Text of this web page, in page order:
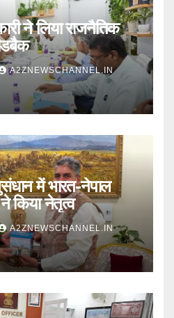
ने लिया राजनैतिक
A2ZNEWSCHANNEL.IN
में भारत-नेपाल
किया नेतृत्व
A2ZNEWSCHANNEL.IN